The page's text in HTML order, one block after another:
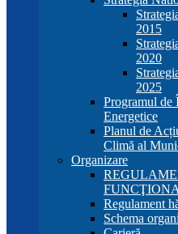
2015
2020
2025
Programul de
Energetice
Planul de
Climă al
Organizare
Regulament
Schema